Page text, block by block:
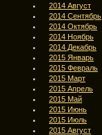
2014 Август
2014 Сентябрь
2014 Октябрь
2014 Ноябрь
2014 Декабрь
2015 Январь
2015 Февраль
2015 Март
2015 Апрель
2015 Май
2015 Июнь
2015 Июль
2015 Август